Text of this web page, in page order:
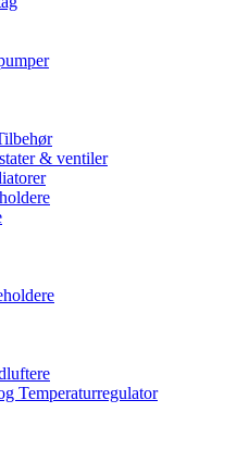
& ventiler
Temperaturregulator